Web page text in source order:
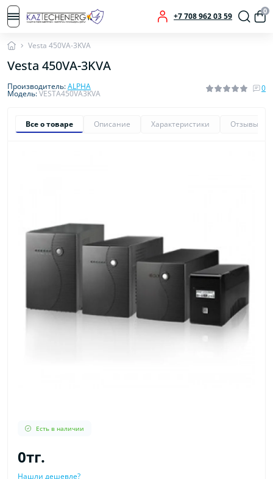
+7 708 962 03 59
0
Vesta 450VA-3KVA
Vesta 450VA-3KVA
Производитель:ALPHA
Модель:VESTA450VA3KVA
0
Все о товаре Описание Характеристики Отзывы
Есть в наличии
0тг.
Нашли дешевле?